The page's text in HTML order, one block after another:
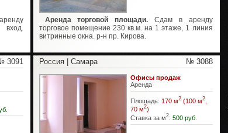
вход.
Аренда торговой площади. Сдам в аренду
торговое помещение 230 кв.м. на 1 этаже, 1 линия
витринные окна. р-н пр. Кирова.
3091 Россия | Самара № 3088
Офисы продаж
Аренда
Площадь: 170 м2(100 м2,
70 м2)
Ставка за м2: 500 руб.